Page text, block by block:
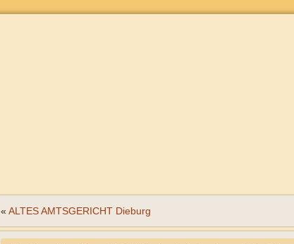
« ALTES AMTSGERICHT Dieburg